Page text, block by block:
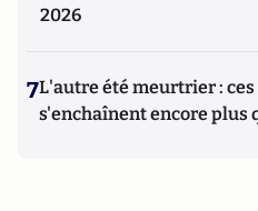
2026
7L'autre été meurtrier :
s'enchaînent encore plus